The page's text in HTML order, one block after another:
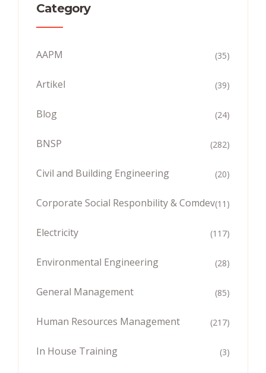
Category
AAPM (35)
Artikel (39)
Blog (24)
BNSP (282)
Civil and Building Engineering (20)
Corporate Social Responbility & Comdev(11)
Electricity (117)
Environmental Engineering (28)
General Management (85)
Human Resources Management (217)
In House Training (3)